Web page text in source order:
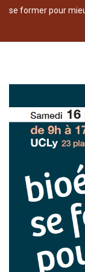
se former pour